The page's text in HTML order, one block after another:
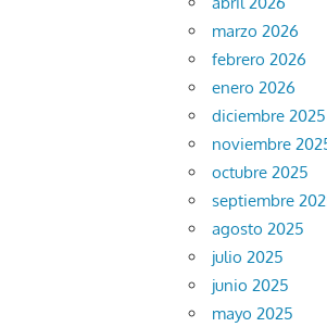
marzo 2026
febrero 2026
enero 2026
diciembre 2025
noviembre
octubre 2025
septiembre
agosto 2025
julio 2025
junio 2025
mayo 2025